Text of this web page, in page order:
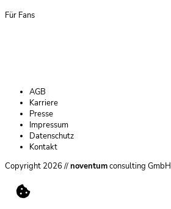
Für Fans
Navigation
überspringen
AGB
Karriere
Presse
Impressum
Datenschutz
Kontakt
Copyright 2026 //noventumconsulting GmbH